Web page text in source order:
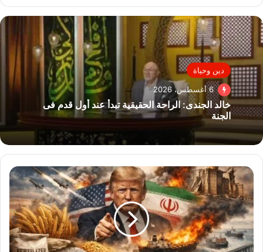
دين وحياة
6 أغسطس، 2026
خالد الجندى: الراحة الحقيقية تبدأ عند أول قدم فى
الجنة
العالم
يتنفس
الصعداء..
إعلان
اتفاق
سلام
تاريخى